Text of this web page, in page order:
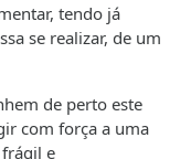
tendo já
se realizar, de um
de perto este
com força a uma
e